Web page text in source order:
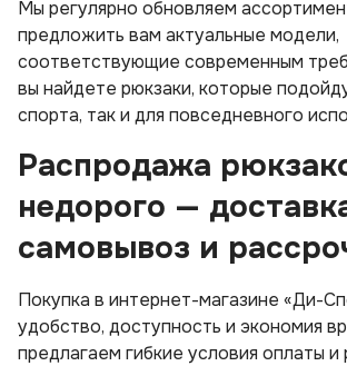
Мы регулярно обновляем
предложить вам актуальные модели,
соответствующие современным
вы найдете рюкзаки, которые
спорта, так и для повседневного
Распродажа
недорого —
самовывоз и
Покупка в интернет-магазине «Ди-
удобство, доступность и экономия
предлагаем гибкие условия оплаты и